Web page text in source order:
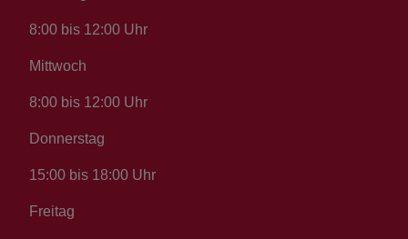
8:00 bis 12:00 Uhr
Mittwoch
8:00 bis 12:00 Uhr
Donnerstag
15:00 bis 18:00 Uhr
Freitag